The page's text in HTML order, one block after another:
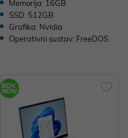
Memorija: 16GB
SSD: 512GB
Grafika: Nvidia
Operativni sustav: FreeDOS